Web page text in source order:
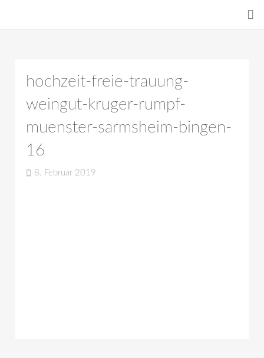
hochzeit-freie-trauung-
weingut-kruger-rumpf-
muenster-sarmsheim-bingen-
16
8. Februar 2019